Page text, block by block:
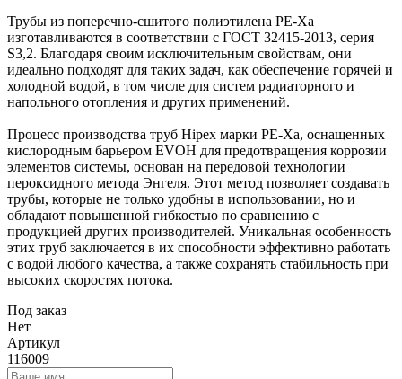
Трубы из поперечно-сшитого полиэтилена PE-Xa
изготавливаются в соответствии с ГОСТ 32415-2013, серия
S3,2. Благодаря своим исключительным свойствам, они
идеально подходят для таких задач, как обеспечение горячей и
холодной водой, в том числе для систем радиаторного и
напольного отопления и других применений.
Процесс производства труб Hipex марки PE-Xa, оснащенных
кислородным барьером EVOH для предотвращения коррозии
элементов системы, основан на передовой технологии
пероксидного метода Энгеля. Этот метод позволяет создавать
трубы, которые не только удобны в использовании, но и
обладают повышенной гибкостью по сравнению с
продукцией других производителей. Уникальная особенность
этих труб заключается в их способности эффективно работать
с водой любого качества, а также сохранять стабильность при
высоких скоростях потока.
Под заказ
Нет
Артикул
116009